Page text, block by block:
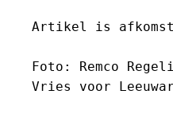
Artikel is
Foto: Remco
Vries voor